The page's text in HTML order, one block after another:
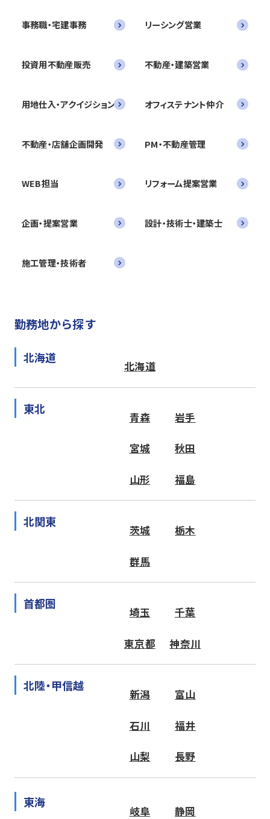
事務職・宅建事務 リーシング営業
投資用不動産販売 不動産・建築営業
用地仕入・アクイジション オフィステナント仲介
不動産・店舗企画開発 PM・不動産管理
WEB担当 リフォーム提案営業
企画・提案営業 設計・技術士・建築士
施工管理・技術者
勤務地から探す
北海道
北海道
東北
青森 岩手
宮城 秋田
山形 福島
北関東
茨城 栃木
群馬
首都圏
埼玉 千葉
東京都 神奈川
北陸・甲信越
新潟 富山
石川 福井
山梨 長野
東海
岐阜 静岡